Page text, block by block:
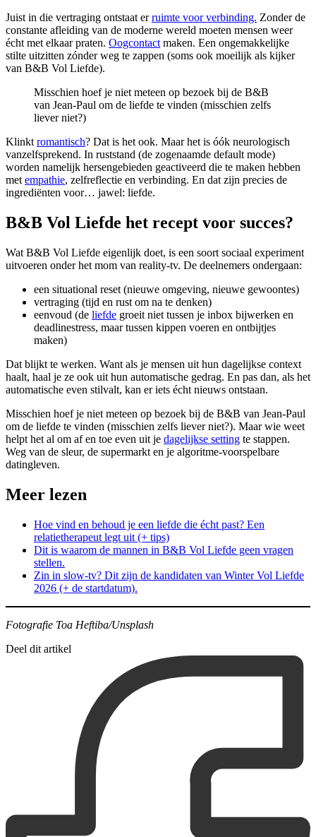
Juist in die vertraging ontstaat erruimte voor verbinding. Zonder de
constante afleiding van de moderne wereld moeten mensen weer
écht met elkaar praten. Oogcontact maken. Een ongemakkelijke
stilte uitzitten zónder weg te zappen (soms ook moeilijk als kijker
van B&B Vol Liefde).
Misschien hoef je niet meteen op bezoek bij de B&B
van Jean-Paul om de liefde te vinden (misschien zelfs
liever niet?)
Klinkt romantisch? Dat is het ook. Maar het is óók neurologisch
vanzelfsprekend. In ruststand (de zogenaamde default mode)
worden namelijk hersengebieden geactiveerd die te maken hebben
met empathie, zelfreflectie en verbinding. En dat zijn precies de
ingrediënten voor… jawel: liefde.
B&B Vol Liefde het recept voor succes?
Wat B&B Vol Liefde eigenlijk doet, is een soort sociaal experiment
uitvoeren onder het mom van reality-tv. De deelnemers ondergaan:
een situational reset (nieuwe omgeving, nieuwe gewoontes)
vertraging (tijd en rust om na te denken)
eenvoud (de liefde groeit niet tussen je inbox bijwerken en
deadlinestress, maar tussen kippen voeren en ontbijtjes
maken)
Dat blijkt te werken. Want als je mensen uit hun dagelijkse context
haalt, haal je ze ook uit hun automatische gedrag. En pas dan, als het
automatische even stilvalt, kan er iets écht nieuws ontstaan.
Misschien hoef je niet meteen op bezoek bij de B&B van Jean-Paul
om de liefde te vinden (misschien zelfs liever niet?). Maar wie weet
helpt het al om af en toe even uit je dagelijkse setting te stappen.
Weg van de sleur, de supermarkt en je algoritme-voorspelbare
datingleven.
Meer lezen
Hoe vind en behoud je een liefde die écht past? Een
relatietherapeut legt uit (+ tips)
Dit is waarom de mannen in B&B Vol Liefde geen vragen
stellen.
Zin in slow-tv? Dit zijn de kandidaten van Winter Vol Liefde
2026 (+ de startdatum).
Fotografie Toa Heftiba/Unsplash
Deel dit artikel